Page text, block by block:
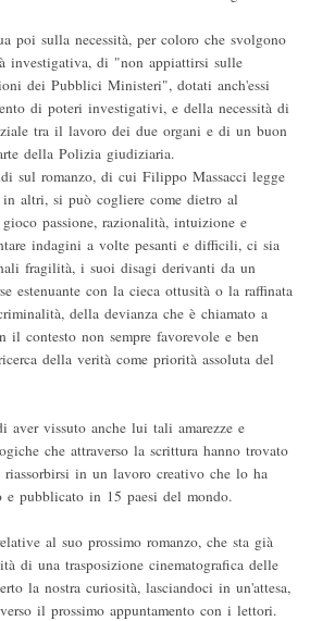
poi sulla necessità, per coloro che svolgono
investigativa, di "non appiattirsi sulle
dei Pubblici Ministeri", dotati anch'essi
di poteri investigativi, e della necessità di
tra il lavoro dei due organi e di un buon
della Polizia giudiziaria.
sul romanzo, di cui Filippo Massacci legge
altri, si può cogliere come dietro al
passione, razionalità, intuizione e
indagini a volte pesanti e difficili, ci sia
fragilità, i suoi disagi derivanti da un
estenuante con la cieca ottusità o la raffinata
della devianza che è chiamato a
il contesto non sempre favorevole e ben
della verità come priorità assoluta del
aver vissuto anche lui tali amarezze e
che attraverso la scrittura hanno trovato
riassorbirsi in un lavoro creativo che lo ha
e pubblicato in 15 paesi del mondo.
al suo prossimo romanzo, che sta già
di una trasposizione cinematografica delle
la nostra curiosità, lasciandoci in un'attesa,
il prossimo appuntamento con i lettori.